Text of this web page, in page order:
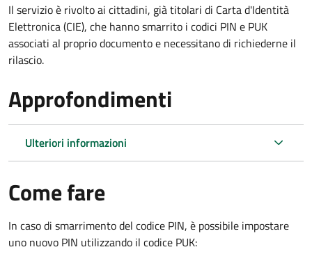
Il servizio è rivolto ai cittadini, già titolari di Carta d'Identità
Elettronica (CIE), che hanno smarrito i codici PIN e PUK
associati al proprio documento e necessitano di richiederne il
rilascio.
Approfondimenti
Ulteriori informazioni
Come fare
In caso di smarrimento del codice PIN, è possibile impostare
uno nuovo PIN utilizzando il codice PUK: